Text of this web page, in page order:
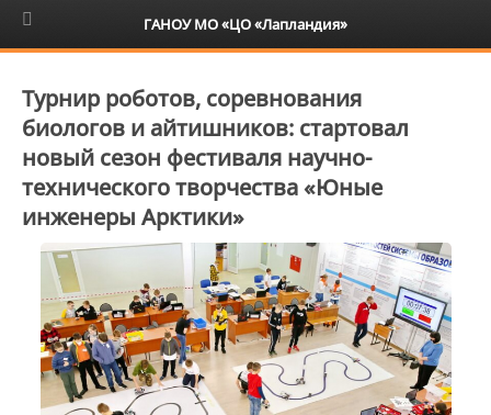
6+
Турнир роботов, соревнования
биологов и айтишников: стартовал
новый сезон фестиваля научно-
технического творчества «Юные
инженеры Арктики»
ГАНОУ МО «ЦО «Лапландия»